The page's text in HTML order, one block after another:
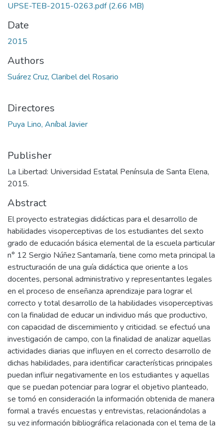
UPSE-TEB-2015-0263.pdf(2.66 MB)
Date
2015
Authors
Suárez Cruz, Claribel del Rosario
Directores
Puya Lino, Aníbal Javier
Publisher
La Libertad: Universidad Estatal Península de Santa Elena,
2015.
Abstract
El proyecto estrategias didácticas para el desarrollo de
habilidades visoperceptivas de los estudiantes del sexto
grado de educación básica elemental de la escuela particular
n° 12 Sergio Núñez Santamaría, tiene como meta principal la
estructuración de una guía didáctica que oriente a los
docentes, personal administrativo y representantes legales
en el proceso de enseñanza aprendizaje para lograr el
correcto y total desarrollo de la habilidades visoperceptivas
con la finalidad de educar un individuo más que productivo,
con capacidad de discernimiento y criticidad. se efectuó una
investigación de campo, con la finalidad de analizar aquellas
actividades diarias que influyen en el correcto desarrollo de
dichas habilidades, para identificar características principales
puedan influir negativamente en los estudiantes y aquellas
que se puedan potenciar para lograr el objetivo planteado,
se tomó en consideración la información obtenida de manera
formal a través encuestas y entrevistas, relacionándolas a
su vez información bibliográfica relacionada con el tema de la